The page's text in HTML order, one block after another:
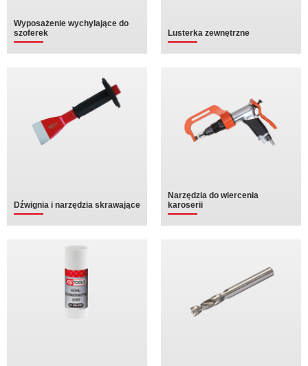
Wyposażenie wychylające do
szoferek
Lusterka zewnętrzne
Dźwignia i narzędzia skrawające
Narzędzia do wiercenia
karoserii